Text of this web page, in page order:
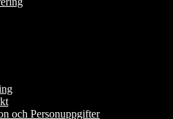
och Personuppgifter